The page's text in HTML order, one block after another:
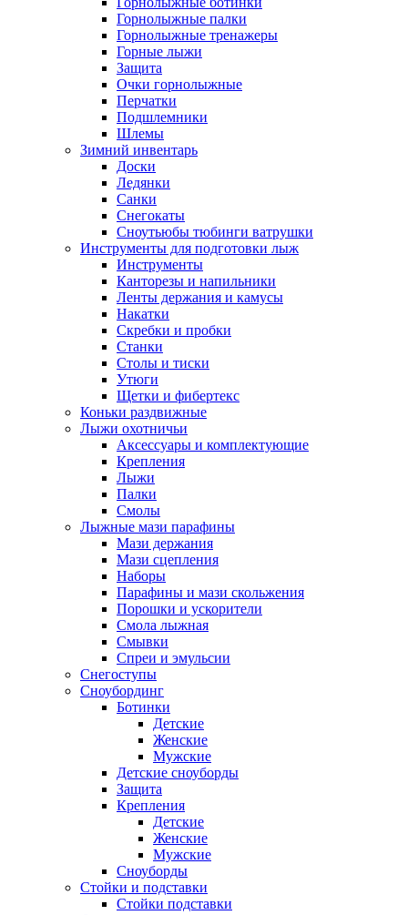
Горнолыжные палки
Горнолыжные тренажеры
Горные лыжи
Защита
Очки горнолыжные
Перчатки
Подшлемники
Шлемы
Зимний инвентарь
Доски
Ледянки
Санки
Снегокаты
Сноутьюбы тюбинги ватрушки
Инструменты для подготовки лыж
Инструменты
Канторезы и напильники
Ленты держания и камусы
Накатки
Скребки и пробки
Станки
Столы и тиски
Утюги
Щетки и фибертекс
Коньки раздвижные
Лыжи охотничьи
Аксессуары и комплектующие
Крепления
Лыжи
Палки
Смолы
Лыжные мази парафины
Мази держания
Мази сцепления
Наборы
Парафины и мази скольжения
Порошки и ускорители
Смола лыжная
Смывки
Спреи и эмульсии
Снегоступы
Сноубординг
Ботинки
Детские
Женские
Мужские
Детские сноуборды
Защита
Крепления
Детские
Женские
Мужские
Сноуборды
Стойки и подставки
Cтойки подставки